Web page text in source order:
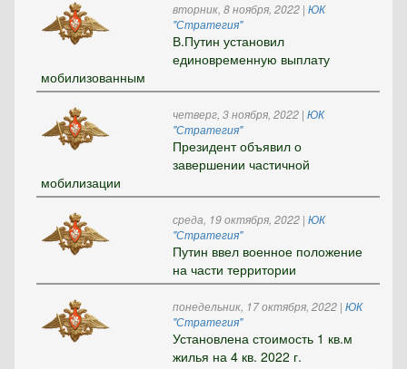
вторник, 8 ноября, 2022 | ЮК
"Стратегия"
В.Путин установил
единовременную выплату
мобилизованным
четверг, 3 ноября, 2022 | ЮК
"Стратегия"
Президент объявил о
завершении частичной
мобилизации
среда, 19 октября, 2022 | ЮК
"Стратегия"
Путин ввел военное положение
на части территории
понедельник, 17 октября, 2022 | ЮК
"Стратегия"
Установлена стоимость 1 кв.м
жилья на 4 кв. 2022 г.